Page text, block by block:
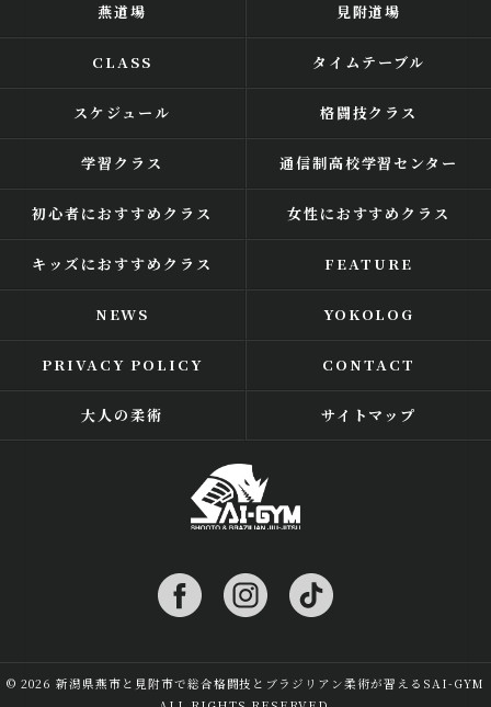
燕道場 見附道場
CLASS タイムテーブル
スケジュール 格闘技クラス
学習クラス 通信制高校学習センター
初心者におすすめクラス 女性におすすめクラス
キッズにおすすめクラス FEATURE
NEWS YOKOLOG
PRIVACY POLICY CONTACT
大人の柔術 サイトマップ
© 2026 新潟県燕市と見附市で総合格闘技とブラジリアン柔術が習えるSAI-GYM